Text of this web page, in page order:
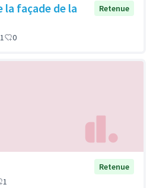
la façade de la
Retenue
1 0
Retenue
1